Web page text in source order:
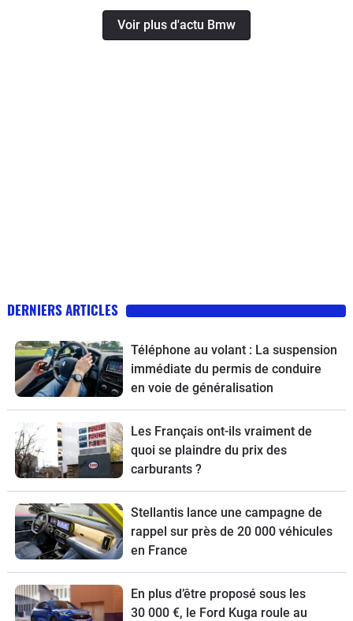
Voir plus d'actu Bmw
DERNIERS ARTICLES
Téléphone au volant : La suspension
immédiate du permis de conduire
en voie de généralisation
Les Français ont-ils vraiment de
quoi se plaindre du prix des
carburants ?
Stellantis lance une campagne de
rappel sur près de 20 000 véhicules
en France
En plus d’être proposé sous les
30 000 €, le Ford Kuga roule au